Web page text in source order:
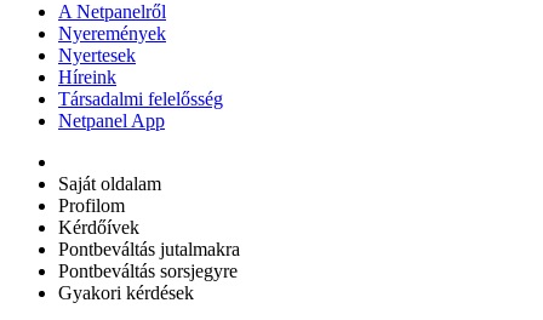
A Netpanelről
Nyeremények
Nyertesek
Híreink
Társadalmi felelősség
Netpanel App
Saját oldalam
Profilom
Kérdőívek
Pontbeváltás jutalmakra
Pontbeváltás sorsjegyre
Gyakori kérdések